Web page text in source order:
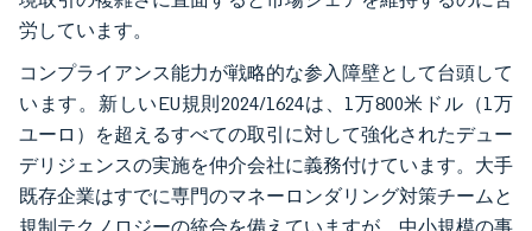
労しています。
コンプライアンス能力が戦略的な参入障壁として台頭して
います。新しいEU規則2024/1624は、1万800米ドル（1万
ユーロ）を超えるすべての取引に対して強化されたデュー
デリジェンスの実施を仲介会社に義務付けています。大手
既存企業はすでに専門のマネーロンダリング対策チームと